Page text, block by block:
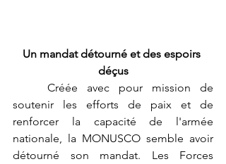
Un mandat détourné et des espoirs
déçus
soutenir les efforts de paix et de
renforcer la capacité de l'armée
nationale, la MONUSCO semble avoir
détourné son mandat. Les Forces